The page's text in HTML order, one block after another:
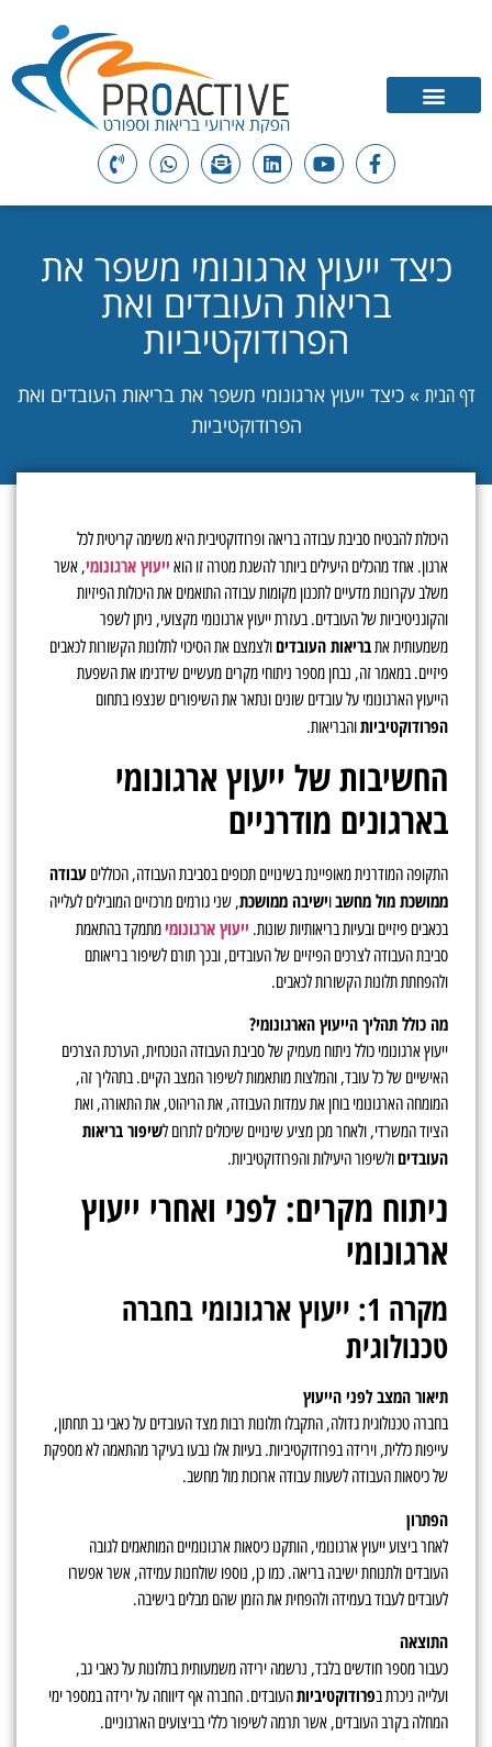
כיצד ייעוץ ארגונומי משפר את
בריאות העובדים ואת
הפרודוקטיביות
דף הבית » כיצד ייעוץ ארגונומי משפר את בריאות העובדים ואת
הפרודוקטיביות
היכולת להבטיח סביבת עבודה בריאה ופרודוקטיבית היא משימה קריטית לכל
ארגון. אחד מהכלים היעילים ביותר להשגת מטרה זו הוא ייעוץ ארגונומי, אשר
משלב עקרונות מדעיים לתכנון מקומות עבודה התואמים את היכולות הפיזיות
והקוגניטיביות של העובדים. בעזרת ייעוץ ארגונומי מקצועי, ניתן לשפר
משמעותית אתבריאות העובדיםולצמצם את הסיכוי לתלונות הקשורות לכאבים
פיזיים. במאמר זה, נבחן מספר ניתוחי מקרים מעשיים שידגימו את השפעת
הייעוץ הארגונומי על עובדים שונים ונתאר את השיפורים שנצפו בתחום
הפרודוקטיביותוהבריאות.
החשיבות של ייעוץ ארגונומי
בארגונים מודרניים
התקופה המודרנית מאופיינת בשינויים תכופים בסביבת העבודה, הכוללים עבודה
ממושכת מול מחשבוישיבה ממושכת, שני גורמים מרכזיים המובילים לעלייה
בכאבים פיזיים ובעיות בריאותיות שונות. ייעוץ ארגונומי מתמקד בהתאמת
סביבת העבודה לצרכים הפיזיים של העובדים, ובכך תורם לשיפור בריאותם
ולהפחתת תלונות הקשורות לכאבים.
מה כולל תהליך הייעוץ הארגונומי?
ייעוץ ארגונומי כולל ניתוח מעמיק של סביבת העבודה הנוכחית, הערכת הצרכים
האישיים של כל עובד, והמלצות מותאמות לשיפור המצב הקיים. בתהליך זה,
המומחה הארגונומי בוחן את עמדות העבודה, את הריהוט, את התאורה, ואת
הציוד המשרדי, ולאחר מכן מציע שינויים שיכולים לתרום לשיפור בריאות
העובדיםולשיפור היעילות והפרודוקטיביות.
ניתוח מקרים: לפני ואחרי ייעוץ
ארגונומי
מקרה 1: ייעוץ ארגונומי בחברה
טכנולוגית
תיאור המצב לפני הייעוץ
בחברה טכנולוגית גדולה, התקבלו תלונות רבות מצד העובדים על כאבי גב תחתון,
עייפות כללית, וירידה בפרודוקטיביות. בעיות אלו נבעו בעיקר מהתאמה לא מספקת
של כיסאות העבודה לשעות עבודה ארוכות מול מחשב.
הפתרון
לאחר ביצוע ייעוץ ארגונומי, הותקנו כיסאות ארגונומיים המותאמים לגובה
העובדים ולתנוחת ישיבה בריאה. כמו כן, נוספו שולחנות עמידה, אשר אפשרו
לעובדים לעבוד בעמידה ולהפחית את הזמן שהם מבלים בישיבה.
התוצאה
כעבור מספר חודשים בלבד, נרשמה ירידה משמעותית בתלונות על כאבי גב,
ועלייה ניכרת בפרודוקטיביותהעובדים. החברה אף דיווחה על ירידה במספר ימי
המחלה בקרב העובדים, אשר תרמה לשיפור כללי בביצועים הארגוניים.